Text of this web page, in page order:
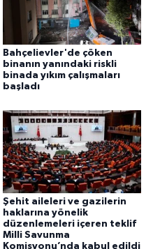
Bahçelievler'de çöken
binanın yanındaki riskli
binada yıkım çalışmaları
başladı
Şehit aileleri ve gazilerin
haklarına yönelik
düzenlemeleri içeren teklif
Milli Savunma
Komisyonu’nda kabul edildi